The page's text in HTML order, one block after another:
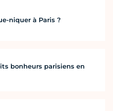
niquer à Paris ?
bonheurs parisiens en